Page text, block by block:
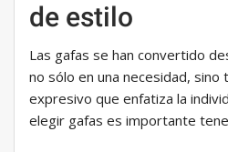
de estilo
Las gafas se han convertido
no sólo en una necesidad, sino
expresivo que enfatiza la
elegir gafas es importante